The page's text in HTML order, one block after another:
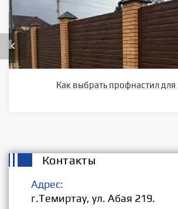
Как выбрать профнастил для
Контакты
Адрес:
г.Темиртау, ул. Абая 219.